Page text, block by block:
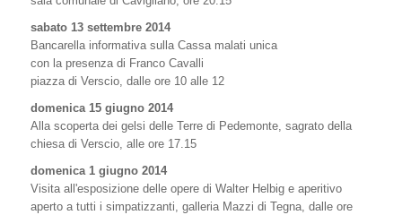
sabato 13 settembre 2014
Bancarella informativa sulla Cassa malati unica
con la presenza di Franco Cavalli
piazza di Verscio, dalle ore 10 alle 12
domenica 15 giugno 2014
Alla scoperta dei gelsi delle Terre di Pedemonte, sagrato della
chiesa di Verscio, alle ore 17.15
domenica 1 giugno 2014
Visita all'esposizione delle opere di Walter Helbig e aperitivo
aperto a tutti i simpatizzanti, galleria Mazzi di Tegna, dalle ore